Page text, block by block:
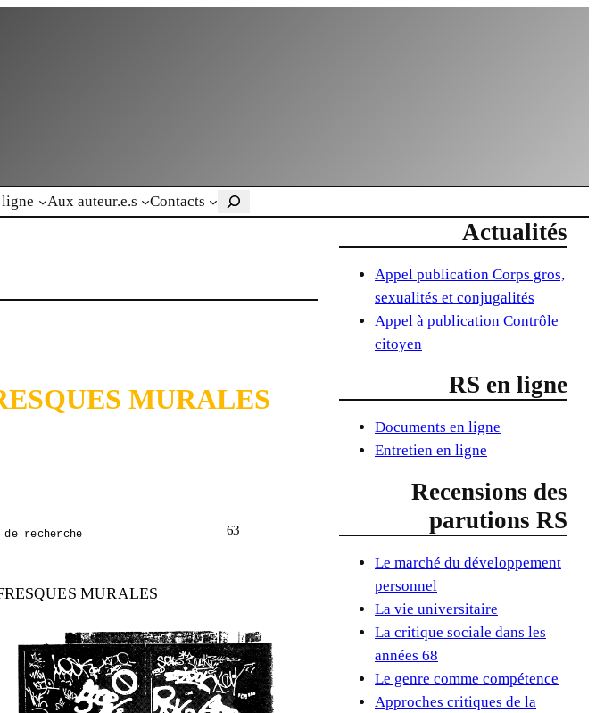
ligne Aux auteur.e.s Contacts Rechercher
MURALES
Actualités
Appel publication Corps gros,
sexualités et conjugalités
Appel à publication Contrôle
citoyen
RS en ligne
Documents en ligne
Entretien en ligne
Recensions des
parutions RS
Le marché du développement
personnel
La vie universitaire
La critique sociale dans les
années 68
Le genre comme compétence
Approches critiques de la